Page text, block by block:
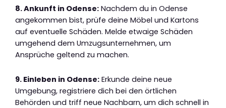
8. Ankunft in Odense: Nachdem du in Odense
angekommen bist, prüfe deine Möbel und Kartons
auf eventuelle Schäden. Melde etwaige Schäden
umgehend dem Umzugsunternehmen, um
Ansprüche geltend zu machen.
9. Einleben in Odense: Erkunde deine neue
Umgebung, registriere dich bei den örtlichen
Behörden und triff neue Nachbarn, um dich schnell in